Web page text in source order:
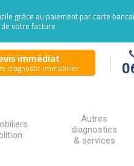
grâce au paiement par carte
votre facture
immédiat
diagnostic immobilier
Autres
diagnostics
& services